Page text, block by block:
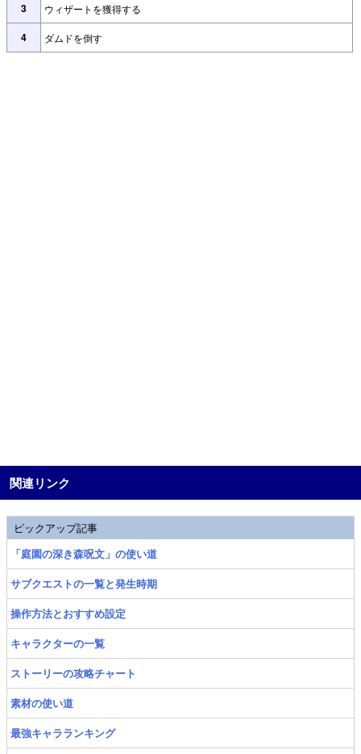
3 ウィザートを獲得する
4 ダムドを倒す
関連リンク
ピックアップ記事
「庭園の深き森呪文」の使い道
サブクエストの一覧と発生時期
操作方法とおすすめ設定
キャラクターの一覧
ストーリーの攻略チャート
素材の使い道
最強キャラランキング